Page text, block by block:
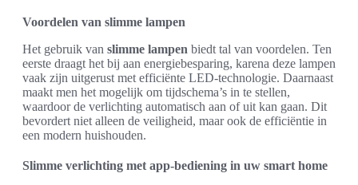
Voordelen van slimme lampen
Het gebruik van slimme lampen biedt tal van voordelen. Ten
eerste draagt het bij aan energiebesparing, karena deze lampen
vaak zijn uitgerust met efficiënte LED-technologie. Daarnaast
maakt men het mogelijk om tijdschema’s in te stellen,
waardoor de verlichting automatisch aan of uit kan gaan. Dit
bevordert niet alleen de veiligheid, maar ook de efficiëntie in
een modern huishouden.
Slimme verlichting met app-bediening in uw smart home